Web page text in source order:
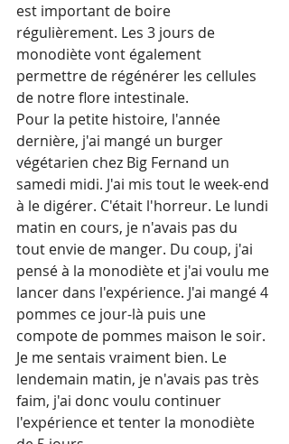
est important de boire
régulièrement. Les 3 jours de
monodiète vont également
permettre de régénérer les cellules
de notre flore intestinale.
Pour la petite histoire, l'année
dernière, j'ai mangé un burger
végétarien chez Big Fernand un
samedi midi. J'ai mis tout le week-end
à le digérer. C'était l'horreur. Le lundi
matin en cours, je n'avais pas du
tout envie de manger. Du coup, j'ai
pensé à la monodiète et j'ai voulu me
lancer dans l'expérience. J'ai mangé 4
pommes ce jour-là puis une
compote de pommes maison le soir.
Je me sentais vraiment bien. Le
lendemain matin, je n'avais pas très
faim, j'ai donc voulu continuer
l'expérience et tenter la monodiète